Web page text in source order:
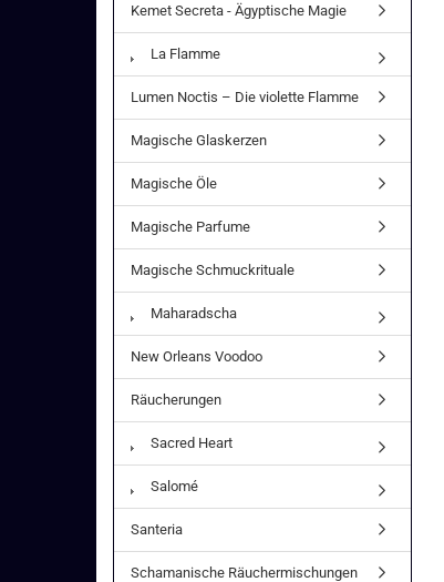
Kemet Secreta - Ägyptische Magie
La Flamme
Lumen Noctis – Die violette Flamme
Magische Glaskerzen
Magische Öle
Magische Parfume
Magische Schmuckrituale
Maharadscha
New Orleans Voodoo
Räucherungen
Sacred Heart
Salomé
Santeria
Schamanische Räuchermischungen